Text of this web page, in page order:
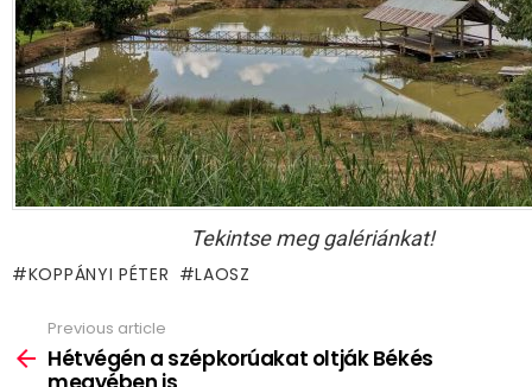
Tekintse meg galériánkat!
KOPPÁNYI PÉTER LAOSZ
more
Previous article
Hétvégén a szépkorúakat oltják Békés